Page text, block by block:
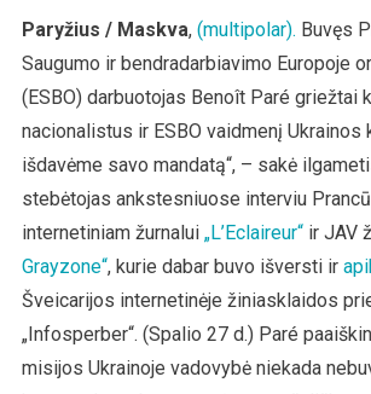
Paryžius / Maskva, (multipolar). Buvęs
Saugumo ir bendradarbiavimo Europoje
(ESBO) darbuotojas Benoît Paré griežtai
nacionalistus ir ESBO vaidmenį Ukrainos
išdavėme savo mandatą“, – sakė
stebėtojas ankstesniuose interviu
internetiniam žurnalui „L’Eclaireur“ir JAV
Grayzone“, kurie dabar buvo išversti ir
Šveicarijos internetinėje žiniasklaidos
„Infosperber“. (Spalio 27 d.) Paré
misijos Ukrainoje vadovybė niekada